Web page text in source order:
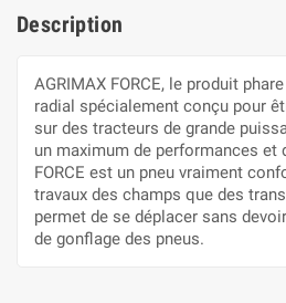
Description
AGRIMAX FORCE, le produit
radial spécialement conçu pour
sur des tracteurs de grande
un maximum de performances et
FORCE est un pneu vraiment
travaux des champs que des
permet de se déplacer sans
de gonflage des pneus.